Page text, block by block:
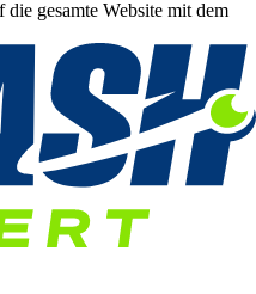
gesamte Website mit dem